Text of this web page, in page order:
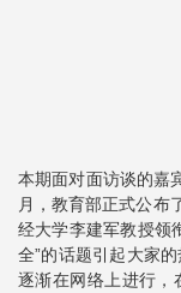
本期面对面访谈的嘉
月，教育部正式公布
经大学李建军教授领
全”的话题引起大家
逐渐在网络上进行，